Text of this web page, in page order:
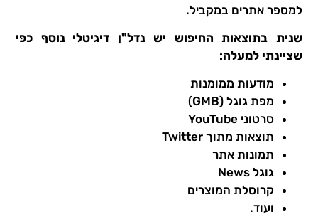
למספר אתרים במקביל.
שנית בתוצאות החיפוש יש נדל"ן דיגיטלי נוסף כפי
שציינתי למעלה:
מודעות ממומנות
מפת גוגל (GMB)
סרטוני YouTube
תוצאות מתוך Twitter
תמונות אתר
גוגל News
קרוסלת המוצרים
ועוד.